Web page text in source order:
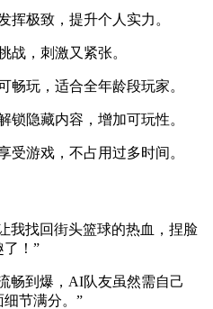
挥极致，提升个人实力。
战，刺激又紧张。
畅玩，适合全年龄段玩家。
锁隐藏内容，增加可玩性。
受游戏，不占用过多时间。
我找回街头篮球的热血，捏脸
了！”
畅到爆，AI队友虽然需自己
节满分。”